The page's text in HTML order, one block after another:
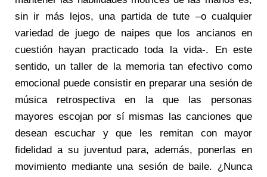
sin ir más lejos, una partida de tute –o cualquier
variedad de juego de naipes que los ancianos en
cuestión hayan practicado toda la vida-. En este
sentido, un taller de la memoria tan efectivo como
emocional puede consistir en preparar una sesión de
música retrospectiva en la que las personas
mayores escojan por sí mismas las canciones que
desean escuchar y que les remitan con mayor
fidelidad a su juventud para, además, ponerlas en
movimiento mediante una sesión de baile. ¿Nunca